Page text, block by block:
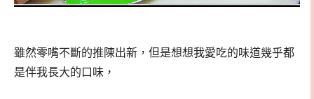
雖然零嘴不斷的推陳出新，但是想想我愛吃的味道幾乎都
是伴我長大的口味，